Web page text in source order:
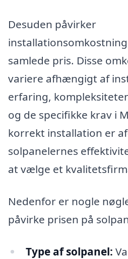
Desuden påvirker
samlede pris. Disse
variere afhængigt af
erfaring,
og de specifikke krav i
korrekt installation er
solpanelernes
at vælge et
Nedenfor er nogle
påvirke prisen på
Type af solpanel: